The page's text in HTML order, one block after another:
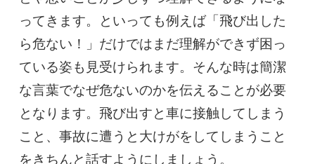
ってきます。といっても例えば「飛び出した
ら危ない！」だけではまだ理解ができず困っ
ている姿も見受けられます。そんな時は簡潔
な言葉でなぜ危ないのかを伝えることが必要
となります。飛び出すと車に接触してしまう
こと、事故に遭うと大けがをしてしまうこと
をきちんと話すようにしましょう。